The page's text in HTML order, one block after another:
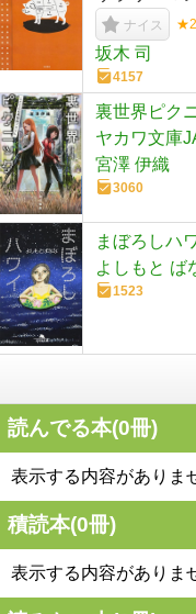
ナイス ★2
坂木 司
4157
裏世界ピク
ヤカワ文庫
宮澤 伊織
3060
まぼろしハ
よしもと ば
1523
読んでる本(0冊)
表示する内容がありま
積読本(0冊)
表示する内容がありま